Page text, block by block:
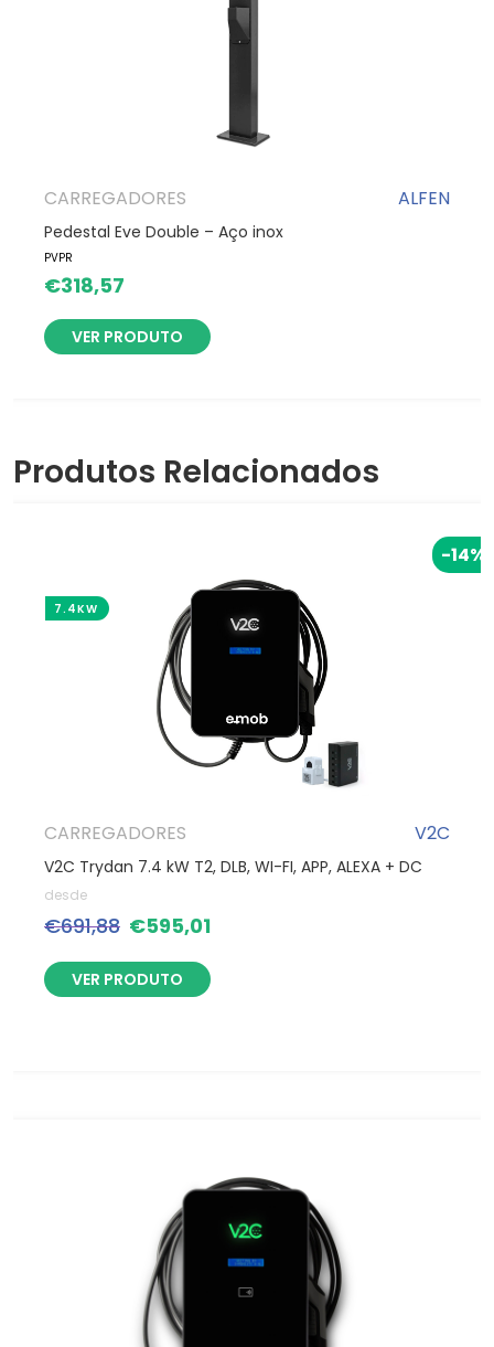
CARREGADORES ALFEN
Pedestal Eve Double – Aço inox
PVPR
€318,57
VER PRODUTO
Produtos Relacionados
CARREGADORES V2C
V2C Trydan 7.4 kW T2, DLB, WI-FI, APP, ALEXA + DC
desde
€691,88 €595,01
-14%
VER PRODUTO
7.4KW